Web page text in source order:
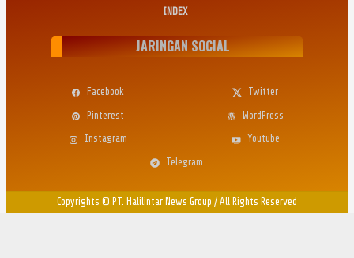
INDEX
JARINGAN SOCIAL
Facebook
Twitter
Pinterest
WordPress
Instagram
Youtube
Telegram
Copyrights © PT. Halilintar News Group / All Rights Reserved